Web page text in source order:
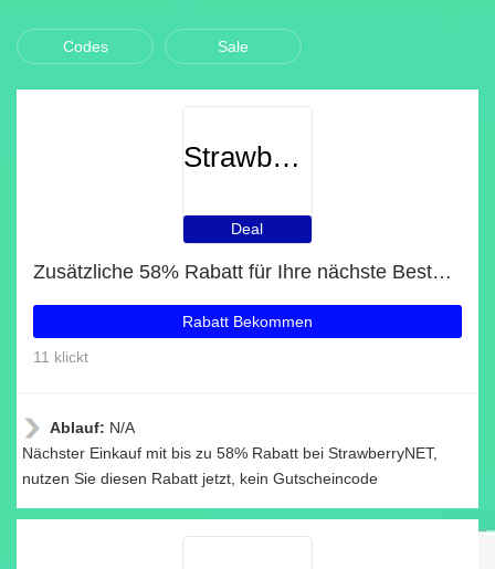
Codes Sale
StrawberryNET
Deal
Zusätzliche 58% Rabatt für Ihre nächste Bestellung
Rabatt Bekommen
11 klickt
Ablauf: N/A
Nächster Einkauf mit bis zu 58% Rabatt bei StrawberryNET,
nutzen Sie diesen Rabatt jetzt, kein Gutscheincode